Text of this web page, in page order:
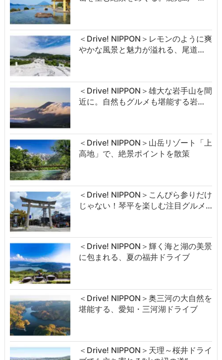
＜Drive! NIPPON＞レモンのように爽
やかな風景と魅力が溢れる、尾道…
＜Drive! NIPPON＞雄大な岩手山を間
近に。自然もグルメも堪能する岩…
＜Drive! NIPPON＞山岳リゾート「上
高地」で、絶景ポイントを散策
＜Drive! NIPPON＞こんぴら参りだけ
じゃない！琴平を楽しむ注目グルメ…
＜Drive! NIPPON＞輝く海と湖の美景
に包まれる、夏の福井ドライブ
＜Drive! NIPPON＞奥三河の大自然を
堪能する、愛知・三河湖ドライブ
＜Drive! NIPPON＞天理～桜井ドライ